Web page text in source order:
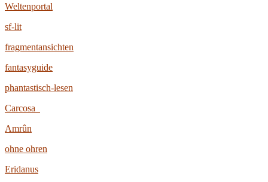
Weltenportal
sf-lit
fragmentansichten
fantasyguide
phantastisch-lesen
Carcosa
Amrûn
ohne ohren
Eridanus